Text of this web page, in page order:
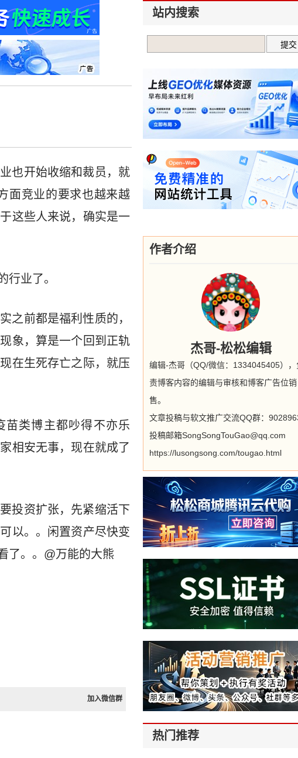
也开始收缩和裁员，就
面竞业的要求也越来越
这些人来说，确实是一
行业了。
之前都是福利性质的，
象，算是一个回到正轨
在生死存亡之际，就压
苗类博主都吵得不亦乐
相安无事，现在就成了
投资扩张，先紧缩活下
以。。闲置资产尽快变
了。。@万能的大熊
加入微信群
站内搜索
作者介绍
杰哥-松松编辑
编辑-杰哥（QQ/微信：1334045405），
责博客内容的编辑与审核和博客广告位销
售。
文章投稿与软文推广交流QQ群：
投稿邮箱SongSongTouGao@qq.com
https://lusongsong.com/tougao.html
热门推荐